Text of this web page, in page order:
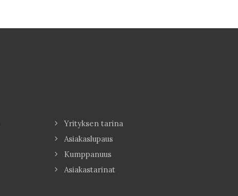
Yrityksen tarina
Asiakaslupaus
Kumppanuus
Asiakastarinat